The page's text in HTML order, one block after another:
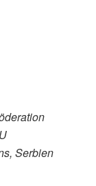
Serbien